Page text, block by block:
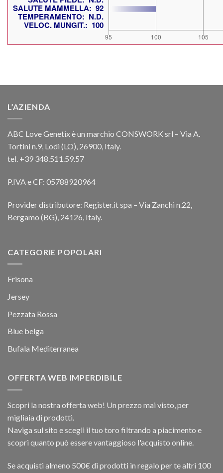
L’AZIENDA
ABC Love Genetix è un marchio CONSWORK srl – Via A.
Tortini n.9, Lodi (LO), 26900, Italy.
tel. +39 348.511.59.57
P.IVA e CF: 05788920964
Provider distributore: Register.it spa – Via Zanchi n.22,
Bergamo (BG), 24126, Italy.
CATEGORIE POPOLARI
Frisona
Jersey
Pezzata Rossa
Blue belga
Bufala Mediterranea
OFFERTA WEB IMPERDIBILE
Scopri la nostra offerta web! Un prezzo mai visto, per
migliaia di prodotti.
Naviga sul sito e scegli il tuo toro filtrando a piacimento e
scopri quanto può essere vantaggioso l'acquisto online.
Se acquisti almeno 500€ di prodotti in regalo per te altri 100